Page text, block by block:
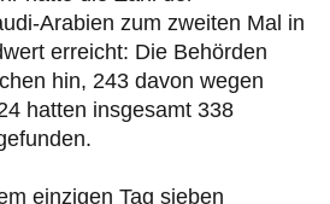
Arabien zum zweiten Mal in
erreicht: Die Behörden
hin, 243 davon wegen
hatten insgesamt 338
einzigen Tag sieben